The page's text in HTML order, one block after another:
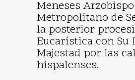
Meneses Arzobispo
Metropolitano de
la posterior
Eucarística con Su
Majestad por las
hispalenses.